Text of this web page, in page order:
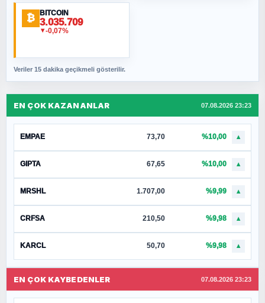
₿ BITCOIN
3.035.709
▼-0,07%
Veriler 15 dakika geçikmeli gösterilir.
EN ÇOK KAZANANLAR 07.08.2026 23:23
EMPAE 73,70 %10,00 ▲
GIPTA 67,65 %10,00 ▲
MRSHL 1.707,00 %9,99 ▲
CRFSA 210,50 %9,98 ▲
KARCL 50,70 %9,98 ▲
EN ÇOK KAYBEDENLER 07.08.2026 23:23